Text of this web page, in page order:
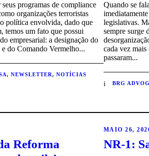
programas de compliance
organizações terroristas
política envolvida, dado que
temos um fato que possui
empresarial: a designação do
do Comando Vermelho...
, NEWSLETTER, NOTÍCIAS
Quando se
legislativas.
sempre surge
cada vez
passaram...
BRG
Reforma
MAIO 26,
NR-1: